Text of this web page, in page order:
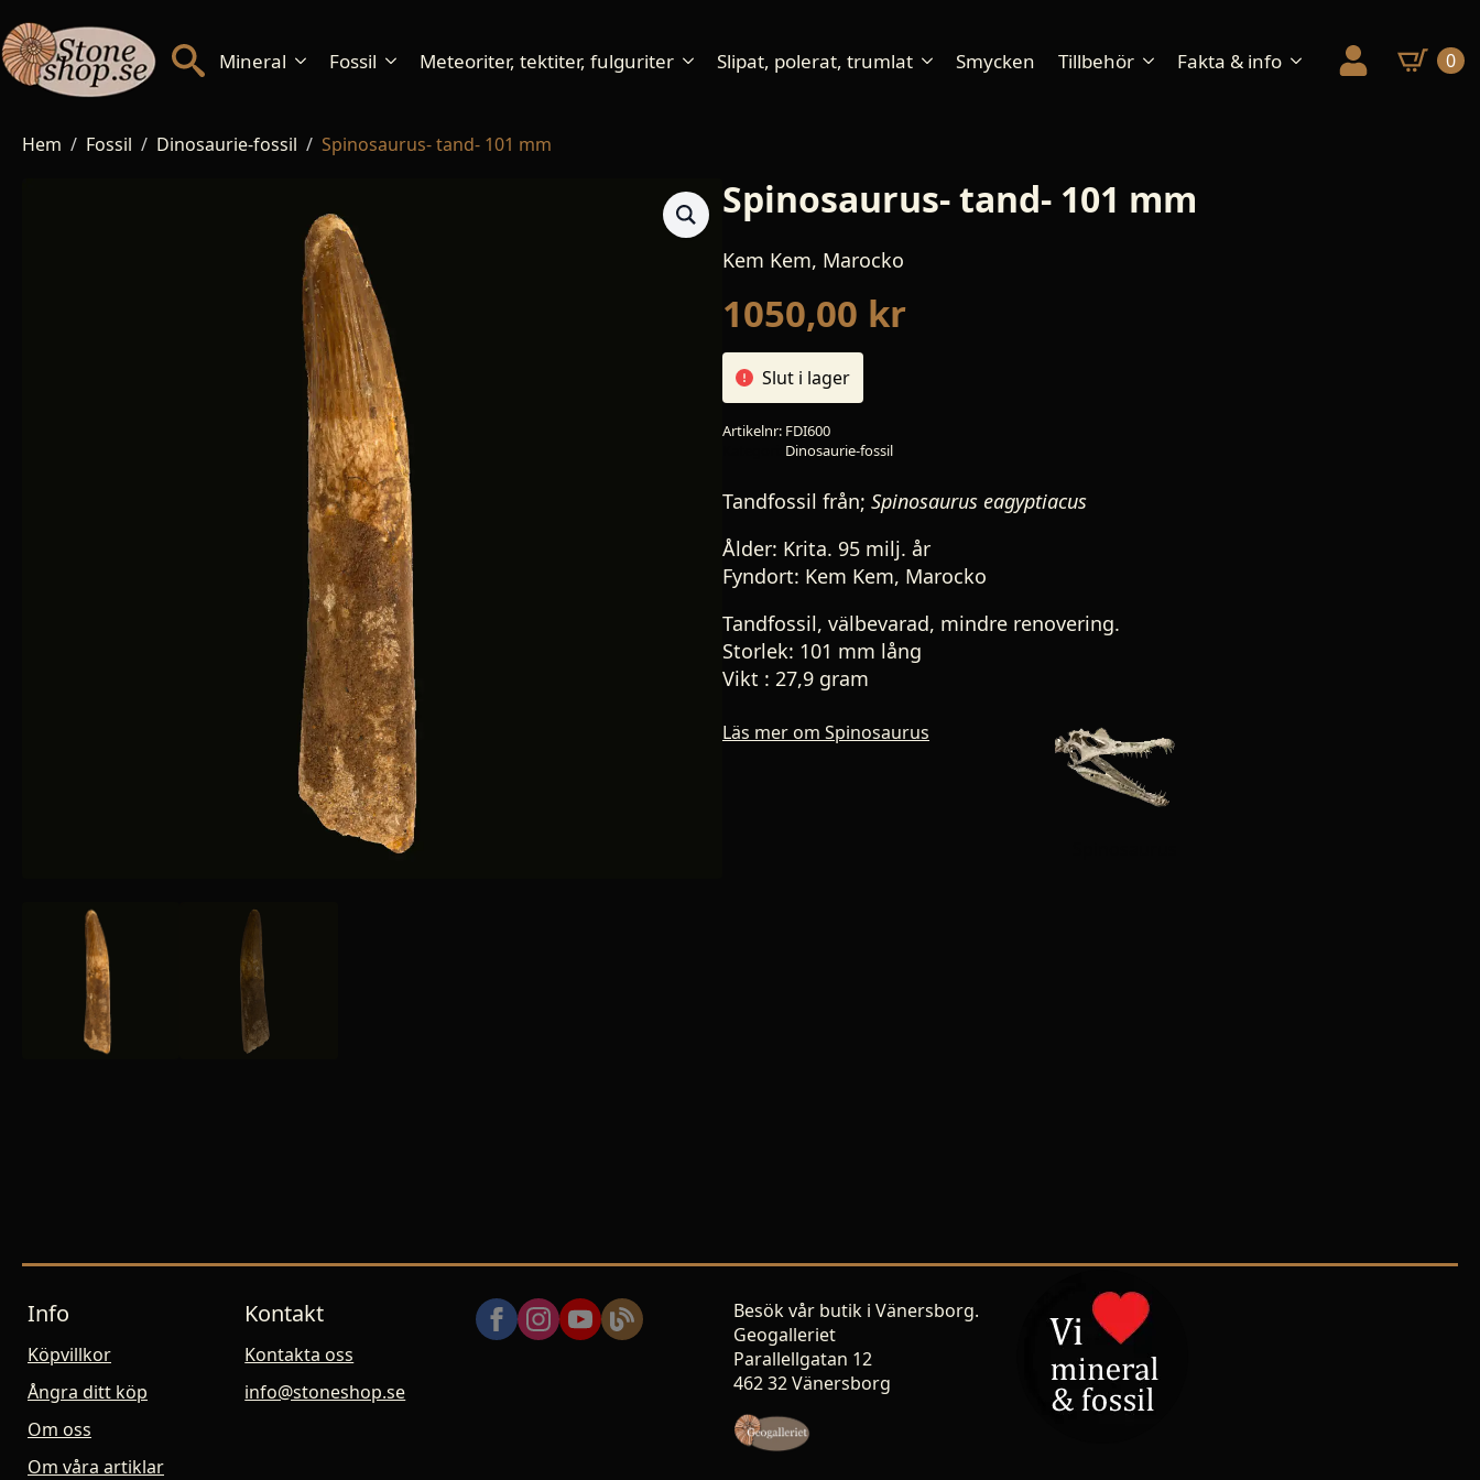
Mineral Fossil Meteoriter, tektiter, fulguriter Slipat, polerat, trumlat Smycken Tillbehör Fakta & info 0
Hem Fossil Dinosaurie-fossil Spinosaurus- tand- 101 mm
Spinosaurus- tand- 101 mm
Kem Kem, Marocko
1050,00 kr
Slut i lager
Artikelnr: FDI600
Dinosaurie-fossil
Tandfossil från; Spinosaurus eagyptiacus
Ålder: Krita. 95 milj. år
Fyndort: Kem Kem, Marocko
Tandfossil, välbevarad, mindre renovering.
Storlek: 101 mm lång
Vikt : 27,9 gram
Läs mer om Spinosaurus
Info
Köpvillkor
Ångra ditt köp
Om oss
Om våra artiklar
Kontakt
Kontakta oss
info@stoneshop.se
Besök vår butik i Vänersborg.
Geogalleriet
Parallellgatan 12
462 32 Vänersborg